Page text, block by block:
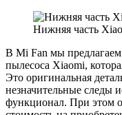
Нижняя часть
В Mi Fan мы
пылесоса Xiaomi,
Это оригинальная
незначительные следы
функционал. При этом